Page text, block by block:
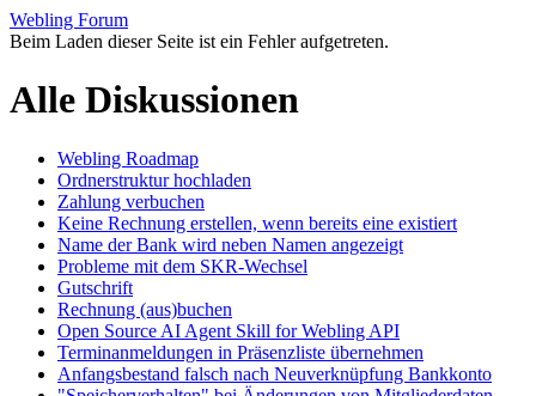
Webling Forum
Beim Laden dieser Seite ist ein Fehler aufgetreten.
Alle Diskussionen
Webling Roadmap
Ordnerstruktur hochladen
Zahlung verbuchen
Keine Rechnung erstellen, wenn bereits eine existiert
Name der Bank wird neben Namen angezeigt
Probleme mit dem SKR-Wechsel
Gutschrift
Rechnung (aus)buchen
Open Source AI Agent Skill for Webling API
Terminanmeldungen in Präsenzliste übernehmen
Anfangsbestand falsch nach Neuverknüpfung Bankkonto